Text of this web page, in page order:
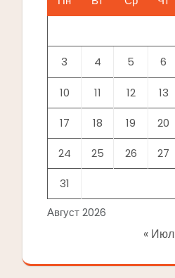
Август 2026
3 4 5 6
10 11 12 13
17 18 19 20
24 25 26 27
31
« Июл